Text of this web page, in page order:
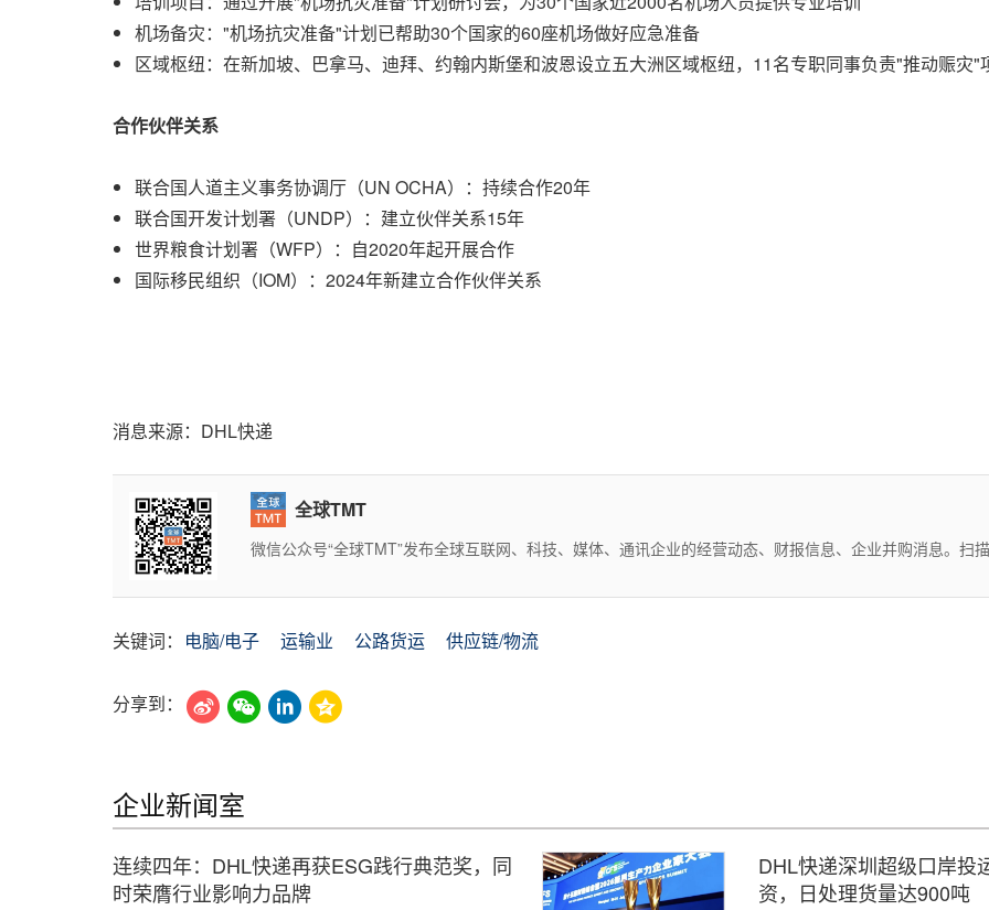
机场备灾："机场抗灾准备"计划已帮助30个国家的60座机场做好应急准备
区域枢纽：在新加坡、巴拿马、迪拜、约翰内斯堡和波恩设立五大洲区域枢纽，11名专职同事负责"推动赈灾"
合作伙伴关系
联合国人道主义事务协调厅（UN OCHA）：持续合作20年
联合国开发计划署（UNDP）：建立伙伴关系15年
世界粮食计划署（WFP）：自2020年起开展合作
国际移民组织（IOM）：2024年新建立合作伙伴关系
消息来源：DHL快递
全球TMT
微信公众号“全球TMT”发布全球互联网、科技、媒体、通讯企业的经营动态、财报信息、企业并购消息。扫
关键词： 电脑/电子 运输业 公路货运 供应链/物流
分享到：
企业新闻室
连续四年：DHL快递再获ESG践行典范奖，同
时荣膺行业影响力品牌
DHL快递深圳超级口岸投
资，日处理货量达900吨